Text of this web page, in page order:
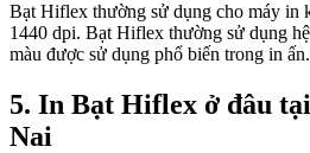
Bạt Hiflex thường sử dụng cho máy in
1440 dpi. Bạt Hiflex thường sử dụng
màu được sử dụng phổ biến trong in ấn.
5. In Bạt Hiflex ở đâu
Nai